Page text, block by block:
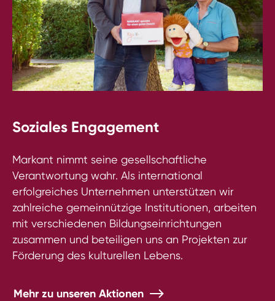
Soziales Engagement
Markant nimmt seine gesellschaftliche
Verantwortung wahr. Als international
erfolgreiches Unternehmen unterstützen wir
zahlreiche gemeinnützige Institutionen, arbeiten
mit verschiedenen Bildungseinrichtungen
zusammen und beteiligen uns an Projekten zur
Förderung des kulturellen Lebens.
Mehr zu unseren Aktionen